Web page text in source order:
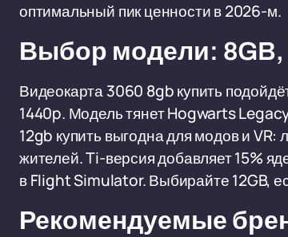
оптимальный пик ценности в 2026-м.
Выбор модели: 8GB,
Видеокарта 3060 8gb купить
1440p. Модель тянет Hogwarts
12gb купить выгодна для модов и
жителей. Ti-версия добавляет 15%
в Flight Simulator. Выбирайте 12GB,
Рекомендуемые